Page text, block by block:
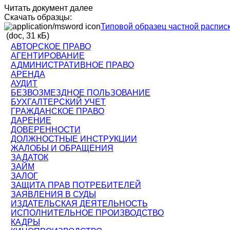
Читать документ далее
Скачать образцы:
Типовой образец частной
(doc, 31 кБ)
АВТОРСКОЕ ПРАВО
АГЕНТИРОВАНИЕ
АДМИНИСТРАТИВНОЕ ПРАВО
АРЕНДА
АУДИТ
БЕЗВОЗМЕЗДНОЕ ПОЛЬЗОВАНИЕ
БУХГАЛТЕРСКИЙ УЧЕТ
ГРАЖДАНСКОЕ ПРАВО
ДАРЕНИЕ
ДОВЕРЕННОСТИ
ДОЛЖНОСТНЫЕ ИНСТРУКЦИИ
ЖАЛОБЫ И ОБРАЩЕНИЯ
ЗАДАТОК
ЗАЙМ
ЗАЛОГ
ЗАЩИТА ПРАВ ПОТРЕБИТЕЛЕЙ
ЗАЯВЛЕНИЯ В СУДЫ
ИЗДАТЕЛЬСКАЯ ДЕЯТЕЛЬНОСТЬ
ИСПОЛНИТЕЛЬНОЕ ПРОИЗВОДСТВО
КАДРЫ